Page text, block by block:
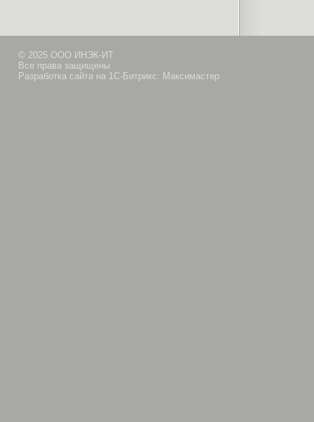
© 2025 ООО ИНЭК-ИТ
Все права защищены
Разработка сайта на 1С-Битрикс: Максимастер